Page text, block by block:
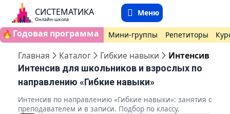
СИСТЕМАТИКА
Онлайн-школа
Меню
🔥 Годовая программа Мини-группы Репетиторы
Главная Каталог Гибкие навыки Интенсив
Интенсив для школьников и взрослых по
направлению «Гибкие навыки»
Интенсив по направлению «Гибкие навыки»: занятия с
преподавателем и в записи. Подбор по классу.